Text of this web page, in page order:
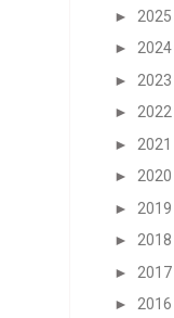
► 2025
► 2024
► 2023
► 2022
► 2021
► 2020
► 2019
► 2018
► 2017
► 2016